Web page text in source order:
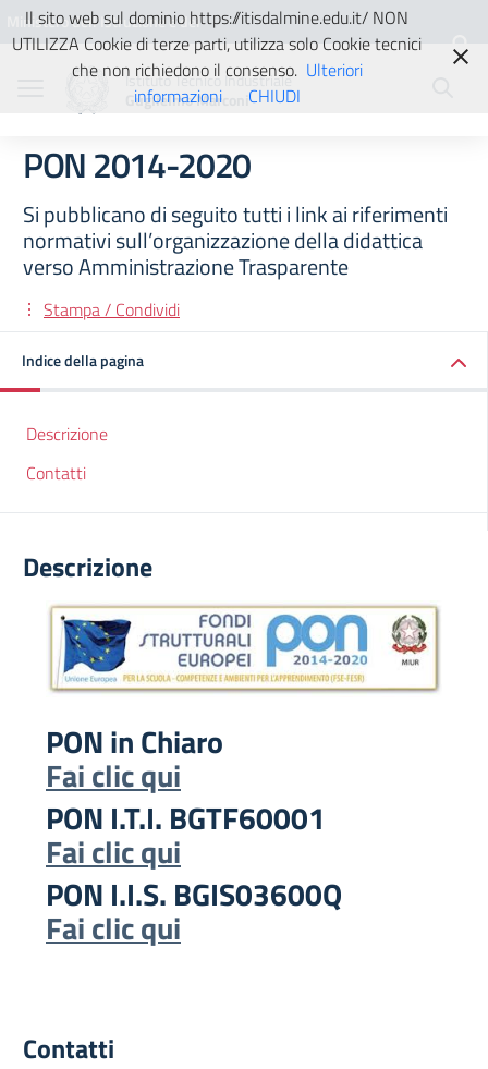
Vai ai contenuti
Vai al menu di navigazione
Vai al footer
Ministero dell'Istruzione e del
Istituto Tecnico Industriale
Guglielmo Marconi
PON 2014-2020
Si pubblicano di seguito tutti i link ai riferimenti
normativi sull’organizzazione della didattica
verso Amministrazione Trasparente
Stampa / Condividi
Indice della pagina
Descrizione
Contatti
Descrizione
PON in Chiaro
Fai clic qui
PON I.T.I. BGTF60001
Fai clic qui
PON I.I.S. BGIS03600Q
Fai clic qui
Contatti
Il sito web sul dominio https://itisdalmine.edu.it/ NON
UTILIZZA Cookie di terze parti, utilizza solo Cookie tecnici
che non richiedono il consenso. Ulteriori
informazioni
CHIUDI